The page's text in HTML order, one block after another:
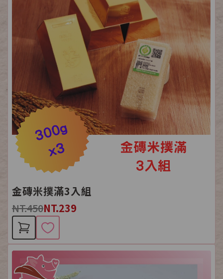
金磚米撲滿3入組
NT.450NT.239